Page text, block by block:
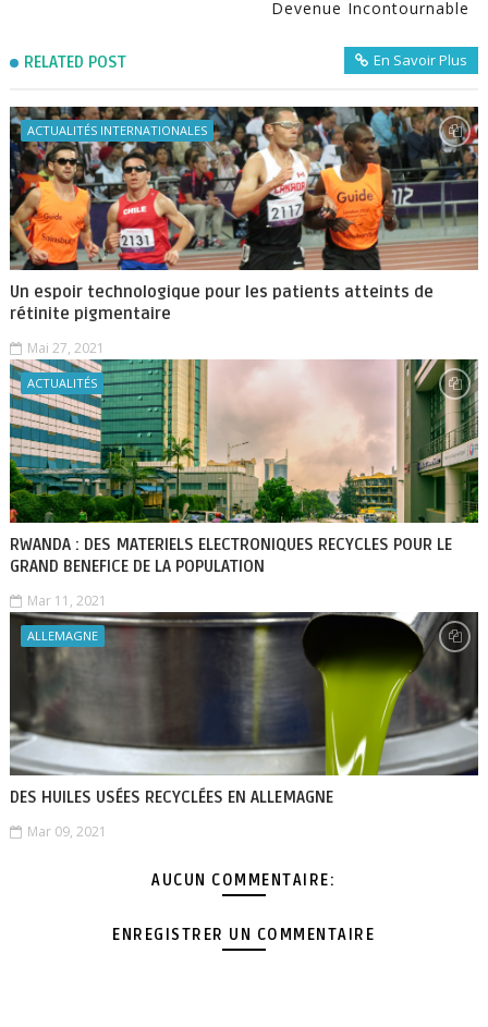
Devenue Incontournable
RELATED POST En Savoir Plus
ACTUALITÉS INTERNATIONALES
Un espoir technologique pour les patients atteints de
rétinite pigmentaire
Mai 27, 2021
ACTUALITÉS
RWANDA : DES MATERIELS ELECTRONIQUES RECYCLES POUR LE
GRAND BENEFICE DE LA POPULATION
Mar 11, 2021
ALLEMAGNE
DES HUILES USÉES RECYCLÉES EN ALLEMAGNE
Mar 09, 2021
AUCUN COMMENTAIRE:
ENREGISTRER UN COMMENTAIRE